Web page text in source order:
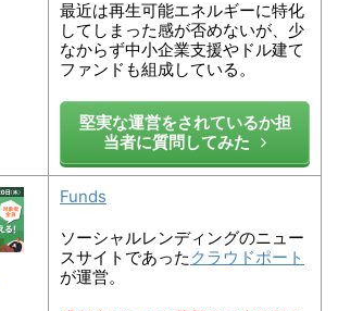
最近は再生可能エネルギーに特化
してしまった感が否めないが、少
なからず中小企業支援やドル建て
ファンドも組成している。
堅実な運営をされているか担
当者に質問してみた
Funds
ソーシャルレンディングのニュー
スサイトであった クラウドポート
が運営。